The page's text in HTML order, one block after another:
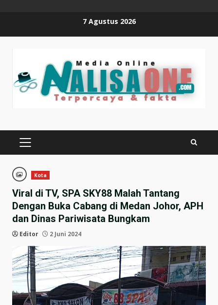
7 Agustus 2026
PRIMARY
Kota
Viral di TV, SPA SKY88 Malah Tantang
Dengan Buka Cabang di Medan Johor, APH
dan Dinas Pariwisata Bungkam
Editor 2 Juni 2024